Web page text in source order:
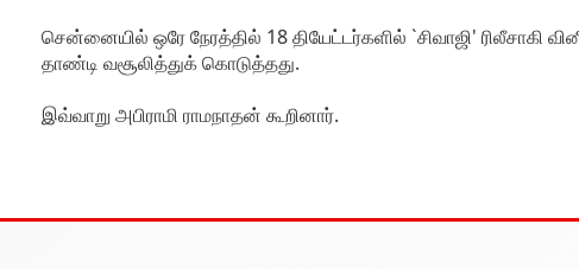
சென்னையில் ஒரே நேரத்தில் 18 தியேட்டர்களில் `சிவாஜி'
தாண்டி வசூலித்துக் கொடுத்தது.
இவ்வாறு அபிராமி ராமநாதன் கூறினார்.